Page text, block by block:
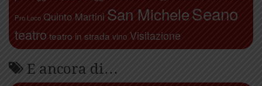
Pro Loco Quinto Martini San MicheleSeano
teatro teatro in strada vino Visitazione
E ancora di…